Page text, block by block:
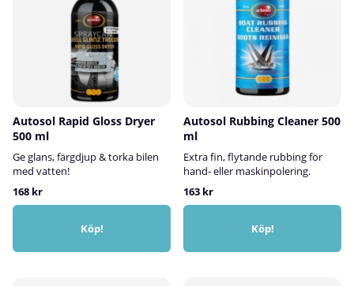
Autosol Rapid Gloss Dryer
500 ml
Ge glans, färgdjup & torka bilen
med vatten!
168 kr
Köp!
Autosol Rubbing Cleaner 500
ml
Extra fin, flytande rubbing för
hand- eller maskinpolering.
163 kr
Köp!